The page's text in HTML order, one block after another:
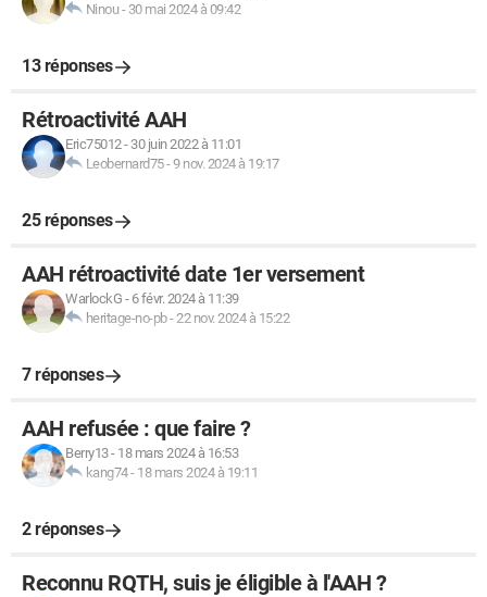
Ninou- 30 mai 2024 à 09:42
13 réponses
Rétroactivité AAH
Eric75012- 30 juin 2022 à 11:01
Leobernard75-9 nov. 2024 à 19:17
25 réponses
AAH rétroactivité date 1er versement
WarlockG - 6 févr. 2024 à 11:39
heritage-no-pb-22 nov. 2024 à 15:22
7 réponses
AAH refusée : que faire ?
Berry13- 18 mars 2024 à 16:53
kang74- 18 mars 2024 à 19:11
2 réponses
Reconnu RQTH, suis je éligible à l'AAH ?